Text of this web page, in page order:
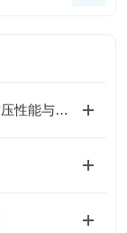
离子色谱淋洗液罐在高压梯度泵系统中的耐压性能与密封设计